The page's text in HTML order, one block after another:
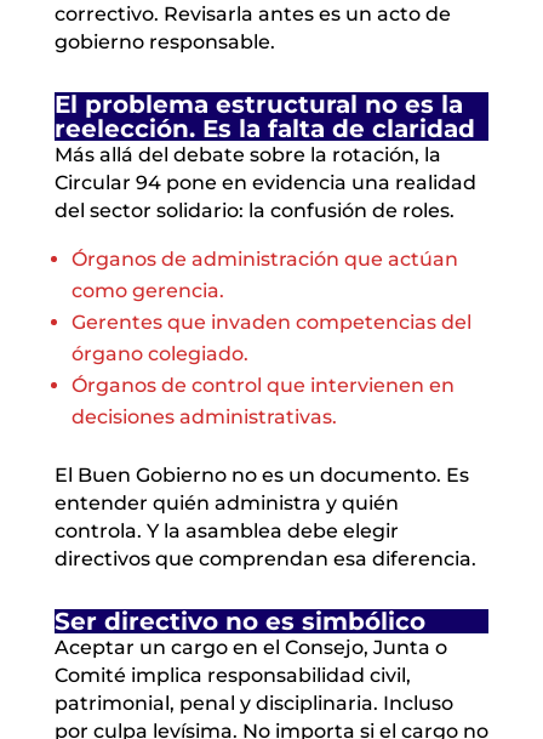
correctivo. Revisarla antes es un acto de
gobierno responsable.
El problema estructural no es la
reelección. Es la falta de claridad
Más allá del debate sobre la rotación, la
Circular 94 pone en evidencia una realidad
del sector solidario: la confusión de roles.
Órganos de administración que actúan
como gerencia.
Gerentes que invaden competencias del
órgano colegiado.
Órganos de control que intervienen en
decisiones administrativas.
El Buen Gobierno no es un documento. Es
entender quién administra y quién
controla. Y la asamblea debe elegir
directivos que comprendan esa diferencia.
Ser directivo no es simbólico
Aceptar un cargo en el Consejo, Junta o
Comité implica responsabilidad civil,
patrimonial, penal y disciplinaria. Incluso
por culpa levísima. No importa si el cargo no